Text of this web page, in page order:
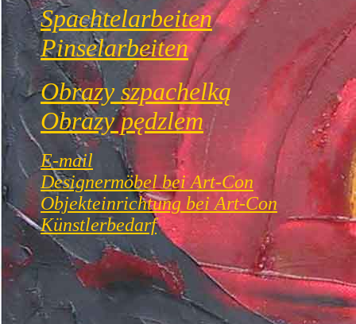
Spachtelarbeiten
Pinselarbeiten
Obrazy szpachelką
Obrazy pędzlem
E-mail
Designermöbel bei Art-Con
Objekteinrichtung bei Art-Con
Künstlerbedarf